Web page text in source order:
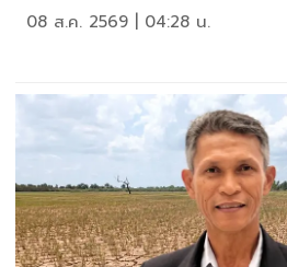
08 ส.ค. 2569 | 04:28 น.